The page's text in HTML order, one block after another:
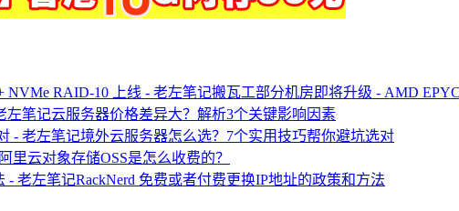
搬瓦工部分机房即将升级 - AMD
云服务器价格差异大？解析3个关键影响因素
境外云服务器怎么选？7个实用技巧帮你避坑选对
阿里云对象存储OSS是怎么收费的？
RackNerd 免费或者付费更换IP地址的政策和方法